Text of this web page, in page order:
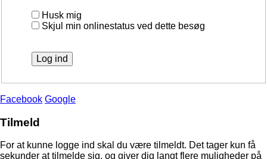
Husk mig
Skjul min onlinestatus ved dette besøg
Facebook Google
Tilmeld
For at kunne logge ind skal du være tilmeldt. Det tager kun få
sekunder at tilmelde sig, og giver dig langt flere muligheder på